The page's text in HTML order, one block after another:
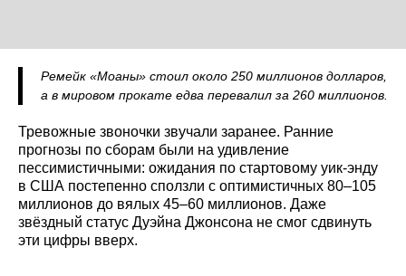
Ремейк «Моаны» стоил около 250 миллионов долларов,
а в мировом прокате едва перевалил за 260 миллионов.
Тревожные звоночки звучали заранее. Ранние
прогнозы по сборам были на удивление
пессимистичными: ожидания по стартовому уик-энду
в США постепенно сползли с оптимистичных 80–105
миллионов до вялых 45–60 миллионов. Даже
звёздный статус Дуэйна Джонсона не смог сдвинуть
эти цифры вверх.